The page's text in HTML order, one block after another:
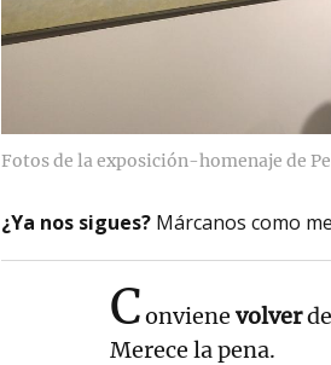
Fotos de la exposición-homenaje de
¿Ya nos sigues? Márcanos como
Conviene volver
Merece la pena.